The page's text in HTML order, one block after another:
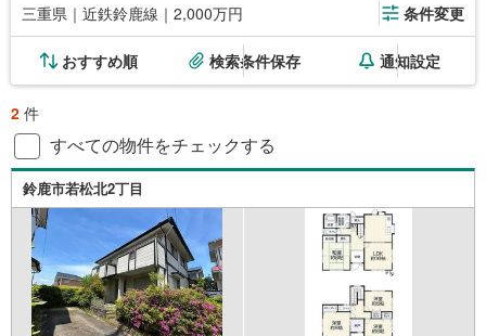
三重県｜近鉄鈴鹿線｜2,000万円 条件変更
おすすめ順 検索条件保存 通知設定
2 件
すべての物件をチェックする
鈴鹿市若松北2丁目